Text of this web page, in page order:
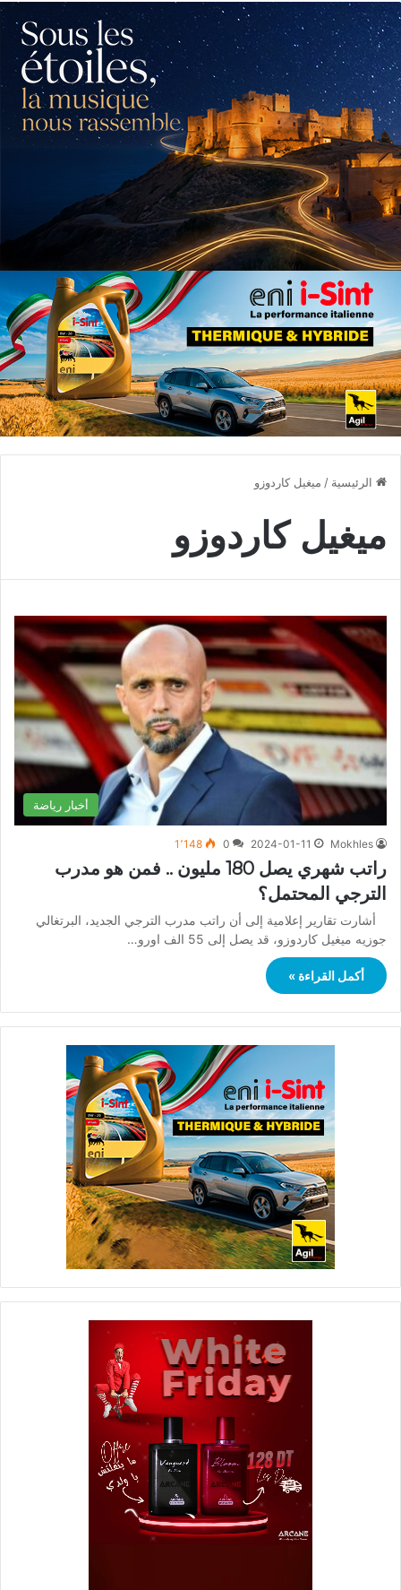
الرئيسية / ميغيل كاردوزو
ميغيل كاردوزو
أخبار رياضة
Mokhles
2024-01-11
0 1٬148
راتب شهري يصل 180 مليون .. فمن هو مدرب
الترجي المحتمل؟
أشارت تقارير إعلامية إلى أن راتب مدرب الترجي الجديد، البرتغالي
جوزيه ميغيل كاردوزو، قد يصل إلى 55 الف اورو…
أكمل القراءة »